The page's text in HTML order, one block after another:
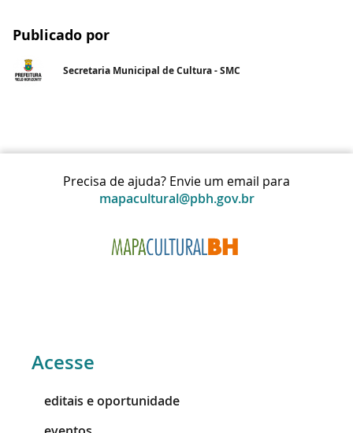
Publicado por
Secretaria Municipal de Cultura - SMC
Precisa de ajuda? Envie um email para
mapacultural@pbh.gov.br
Acesse
editais e oportunidade